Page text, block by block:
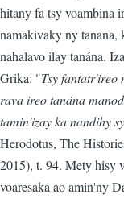
hitany fa tsy voambina
namakivaky ny tanana,
nahalavo ilay tanána.
Grika: "Tsy fantatr'ireo
rava ireo tanȧna
tamin'izay ka nandihy
Herodotus, The
2015), t. 94. Mety hisy
voaresaka ao amin'ny